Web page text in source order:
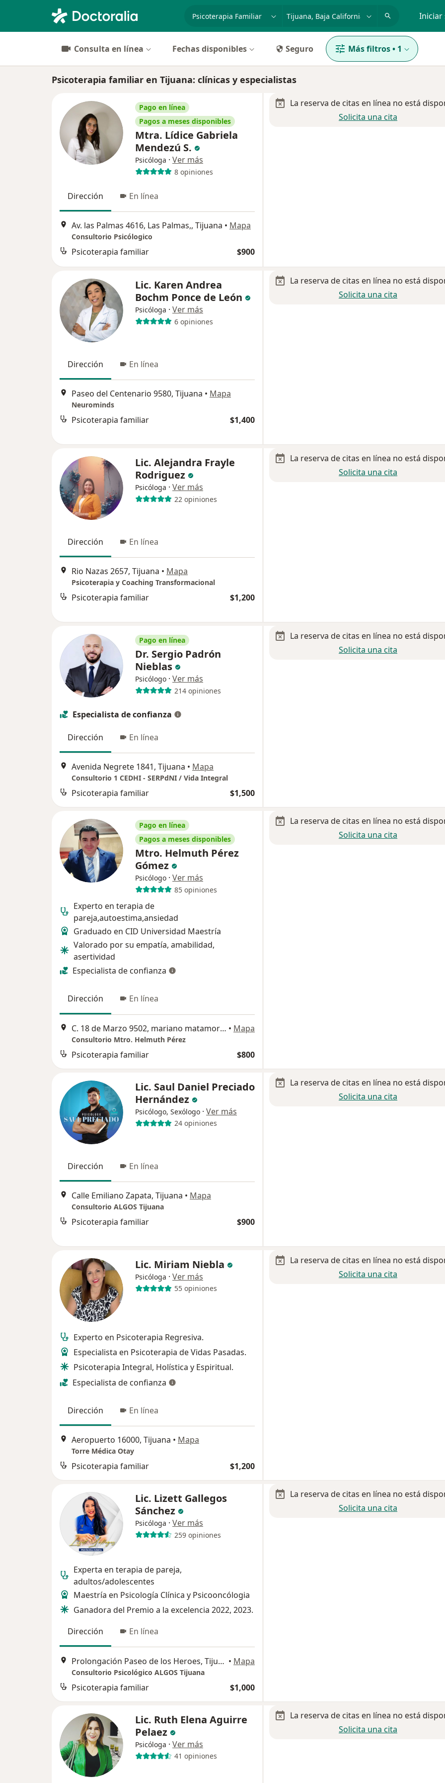
Iniciar
Consulta en línea Fechas disponibles Seguro Más filtros• 1
Psicoterapia familiar en Tijuana: clínicas y especialistas
Pago en línea
Pagos a meses disponibles
Mtra. Lídice Gabriela
Mendezú S.
Psicóloga · Ver más
8 opiniones
Dirección En línea
Av. las Palmas 4616, Las Palmas,, Tijuana • Mapa
Consultorio Psicólogico
Psicoterapia familiar $900
La reserva de citas en línea no está
Solicita una cita
Lic. Karen Andrea
Bochm Ponce de León
Psicóloga · Ver más
6 opiniones
Dirección En línea
Paseo del Centenario 9580, Tijuana • Mapa
Neurominds
Psicoterapia familiar $1,400
La reserva de citas en línea no está
Solicita una cita
Lic. Alejandra Frayle
Rodriguez
Psicóloga · Ver más
22 opiniones
Dirección En línea
Rio Nazas 2657, Tijuana • Mapa
Psicoterapia y Coaching Transformacional
Psicoterapia familiar $1,200
La reserva de citas en línea no está
Solicita una cita
Pago en línea
Dr. Sergio Padrón
Nieblas
Psicólogo · Ver más
214 opiniones
Especialista de confianza
Dirección En línea
Avenida Negrete 1841, Tijuana • Mapa
Consultorio 1 CEDHI - SERPdNI / Vida Integral
Psicoterapia familiar $1,500
La reserva de citas en línea no está
Solicita una cita
Pago en línea
Pagos a meses disponibles
Mtro. Helmuth Pérez
Gómez
Psicólogo · Ver más
85 opiniones
Experto en terapia de
pareja,autoestima,ansiedad
Graduado en CID Universidad Maestría
Valorado por su empatía, amabilidad,
asertividad
Especialista de confianza
Dirección En línea
C. 18 de Marzo 9502, mariano matamoros, Tijuana • Mapa
Consultorio Mtro. Helmuth Pérez
Psicoterapia familiar $800
La reserva de citas en línea no está
Solicita una cita
Lic. Saul Daniel Preciado
Hernández
Psicólogo, Sexólogo · Ver más
24 opiniones
Dirección En línea
Calle Emiliano Zapata, Tijuana • Mapa
Consultorio ALGOS Tijuana
Psicoterapia familiar $900
La reserva de citas en línea no está
Solicita una cita
Lic. Miriam Niebla
Psicóloga · Ver más
55 opiniones
Experto en Psicoterapia Regresiva.
Especialista en Psicoterapia de Vidas Pasadas.
Psicoterapia Integral, Holística y Espiritual.
Especialista de confianza
Dirección En línea
Aeropuerto 16000, Tijuana • Mapa
Torre Médica Otay
Psicoterapia familiar $1,200
La reserva de citas en línea no está
Solicita una cita
Lic. Lizett Gallegos
Sánchez
Psicóloga · Ver más
259 opiniones
Experta en terapia de pareja,
adultos/adolescentes
Maestría en Psicología Clínica y Psicooncólogia
Ganadora del Premio a la excelencia 2022, 2023.
Dirección
En línea
Prolongación Paseo de los Heroes, Tijuana • Mapa
Consultorio Psicológico ALGOS Tijuana
Psicoterapia familiar $1,000
La reserva de citas en línea no está
Solicita una cita
Lic. Ruth Elena Aguirre
Pelaez
Psicóloga · Ver más
41 opiniones
La reserva de citas en línea no está
Solicita una cita